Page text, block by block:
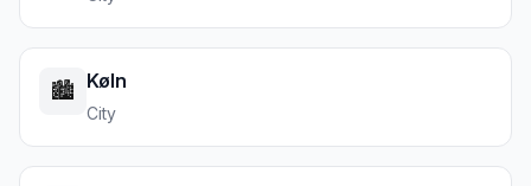
🏙️ Køln
City